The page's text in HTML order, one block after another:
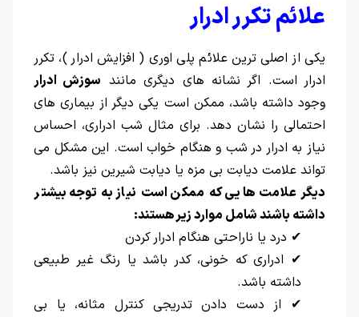
علائم تکرر ادرار
یکی از اصلی ترین علائم پلی اوری ( افزایش ادرار )، تکرر
ادرار است. اگر نشانه های دیگری مانند سوزش ادرار
وجود داشته باشد، ممکن است یکی دیگر از بیماری های
احتمالی را نشان دهد. برای مثال شب ادراری، احساس
نیاز به ادرار در شب و هنگام خواب است. این مشکل می
تواند علامت دیابت بی مزه یا دیابت شیرین نیز باشد.
دیگر علامت هایی که ممکن است نیاز به توجه بیشتر
داشته باشند شامل موارد زیر هستند:
✔ درد یا ناراحتی هنگام ادرار کردن
✔ ادراری که خونی، کدر باشد یا رنگ غیر طبیعی
داشته باشد.
✔ از دست دادن تدریجی کنترل مثانه، یا بی